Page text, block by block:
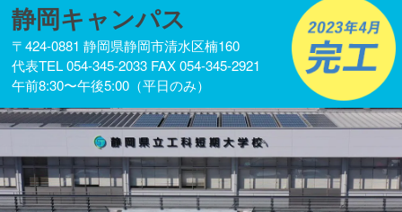
静岡キャンパス
〒424-0881 静岡県静岡市清水区楠160
代表TEL 054-345-2033 FAX 054-345-2921
午前8:30〜午後5:00（平日のみ）